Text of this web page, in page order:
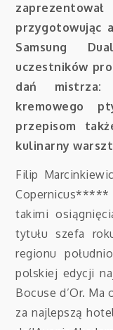
przygotowując
Samsung
uczestników
dań
kremowego
przepisom
kulinarny
Filip
Copernicus*****
takimi
tytułu szefa
regionu
polskiej edycji
Bocuse d’Or. Ma
za najlepszą